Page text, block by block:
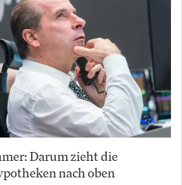
Darum zieht die
nach oben